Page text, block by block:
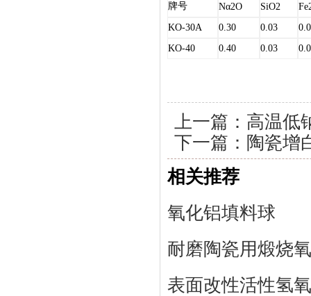
牌号
Nα2O
SiO2
KO-30Α
0.30 0.03
KO-40
0.40 0.03
上一篇： 高温低
下一篇： 陶瓷增
相关推荐
氧化铝填料球
耐磨陶瓷用煅烧
表面改性活性氢